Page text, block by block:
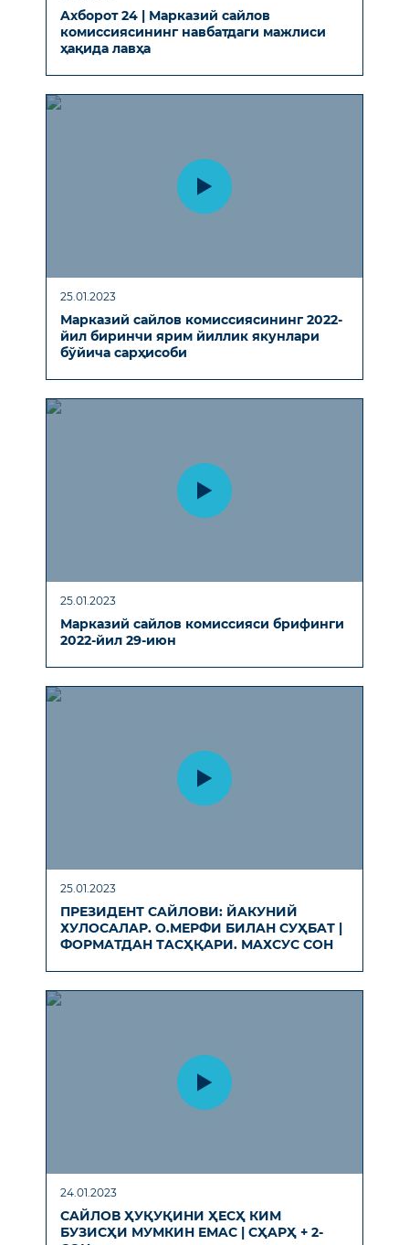
Aхборот 24 | Марказий сайлов
комиссиясининг навбатдаги мажлиси
ҳақида лавҳа
25.01.2023
Марказий сайлов комиссиясининг 2022-
йил биринчи ярим йиллик якунлари
бўйича сарҳисоби
25.01.2023
Марказий сайлов комиссияси брифинги
2022-йил 29-июн
25.01.2023
ПРЕЗИДЕНТ СAЙЛОВИ: ЙAКУНИЙ
ХУЛОСAЛAР. О.МЕРФИ БИЛAН СУҲБAТ |
ФОРМAТДAН ТAСҲҚAРИ. МAХСУС СОН
24.01.2023
СAЙЛОВ ҲУҚУҚИНИ ҲЕCҲ КИМ
БУЗИСҲИ МУМКИН ЕМAС | СҲAРҲ + 2-